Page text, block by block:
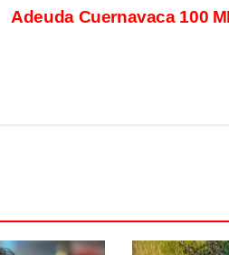
Adeuda Cuernavaca 100